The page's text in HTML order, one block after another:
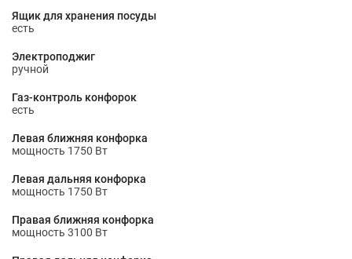
Ящик для хранения посуды
есть
Электроподжиг
ручной
Газ-контроль конфорок
есть
Левая ближняя конфорка
мощность 1750 Вт
Левая дальняя конфорка
мощность 1750 Вт
Правая ближняя конфорка
мощность 3100 Вт